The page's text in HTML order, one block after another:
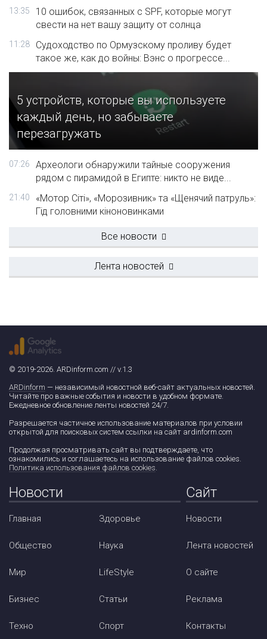
13:35
10 ошибок, связанных с SPF, которые могут
свести на нет вашу защиту от солнца
11:28
Судоходство по Ормузскому проливу будет
такое же, как до войны: Вэнс о прогрессе...
5 устройств, которые вы используете
каждый день, но забываете
перезагружать
07:26
Археологи обнаружили тайные сооружения
рядом с пирамидой в Египте: никто не виде...
21:40
«Мотор Сіті», «Морозивник» та «Щенячий патруль»:
Гід головними кіноновинками
Все новости
Лента новостей
© 2019-2026. ARDinform.com // v.1.3
ARDinform — независимый новостной веб-сайт актуальных новостей.
Читайте про важные события и новости в удобном формате.
Ежедневное обновление ленты новостей 24/7.
Разрешается частичное использование материалов при условии
открытой для поисковых систем ссылки на сайт ardinform.com
Продолжая просматривать сайт вы подтверждаете, что
ознакомились и соглашаетесь на использование файлов cookies.
Политика использования файлов cookies.
Новости
Главная
Общество
Мир
Бизнес
Техно
Здоровье
Наука
LifeStyle
Статьи
Спорт
Сайт
Новости
Лента новостей
О сайте
Реклама
Контакты